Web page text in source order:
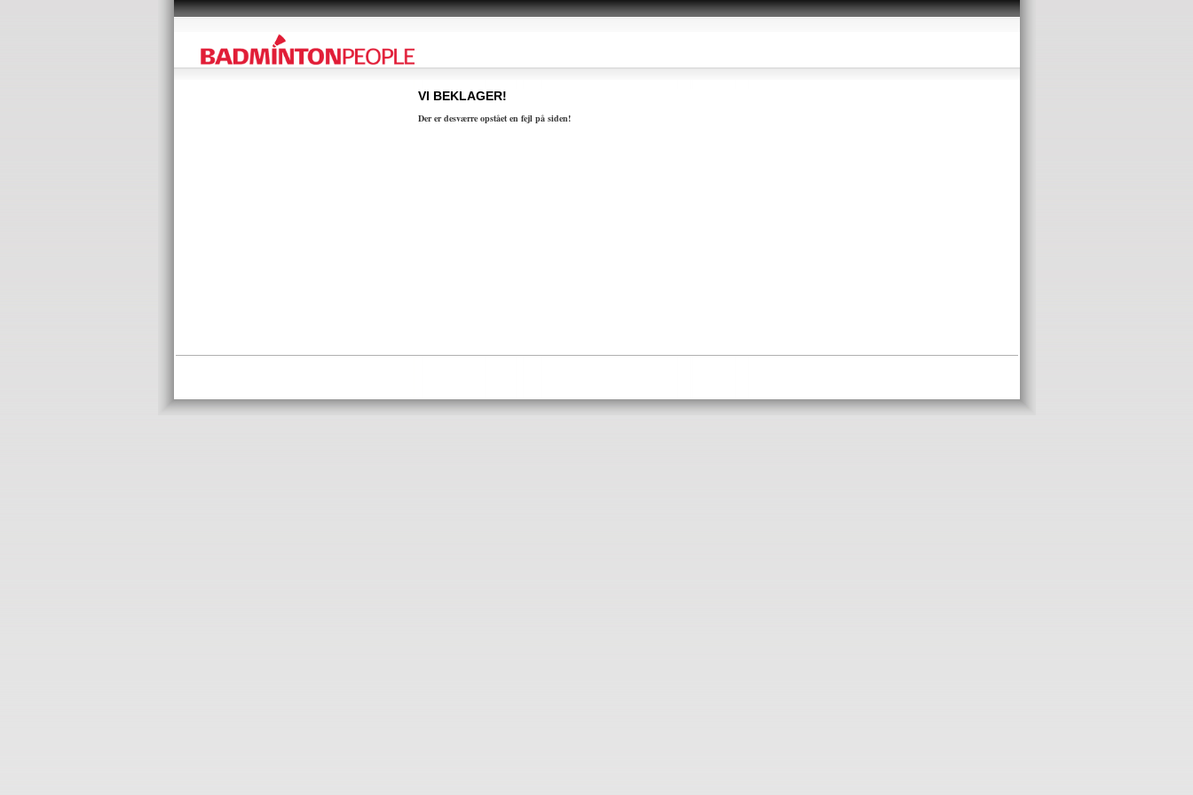
VI BEKLAGER!
Der er desværre opstået en fejl på siden!